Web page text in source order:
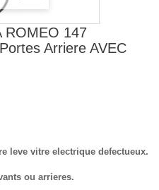
ROMEO 147
Arriere AVEC
leve vitre electrique defectueux.
ou arrieres.